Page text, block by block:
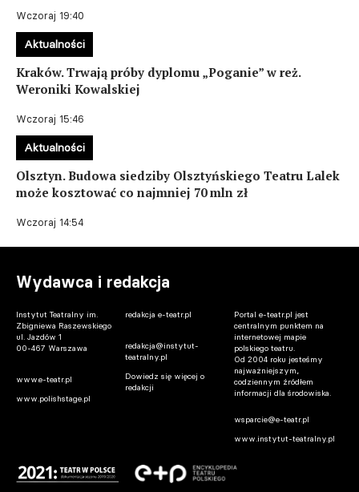
Wczoraj 19:40
Kraków. Trwają próby dyplomu „Poganie” w reż.
Weroniki Kowalskiej
Wczoraj 15:46
Aktualności
Olsztyn. Budowa siedziby Olsztyńskiego Teatru Lalek
może kosztować co najmniej 70 mln zł
Wczoraj 14:54
Aktualności
Wydawca i redakcja
Instytut Teatralny im.
Zbigniewa Raszewskiego
ul. Jazdów 1
00-467 Warszawa
www.e-teatr.pl
www.polishstage.pl
redakcja e-teatr.pl
redakcja@instytut-
teatralny.pl
Dowiedz się więcej o
redakcji
Portal e-teatr.pl jest
centralnym punktem na
internetowej mapie
polskiego teatru.
Od 2004 roku jesteśmy
najważniejszym,
codziennym źródłem
informacji dla środowiska.
wsparcie@e-teatr.pl
www.instytut-teatralny.pl